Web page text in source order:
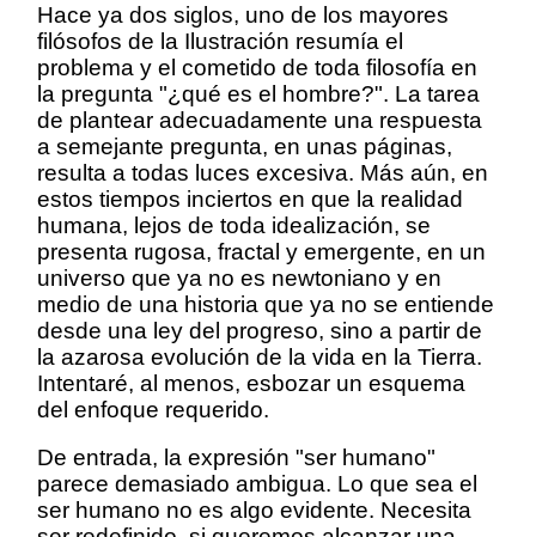
Hace ya dos siglos, uno de los mayores
filósofos de la Ilustración resumía el
problema y el cometido de toda filosofía en
la pregunta "¿qué es el hombre?". La tarea
de plantear adecuadamente una respuesta
a semejante pregunta, en unas páginas,
resulta a todas luces excesiva. Más aún, en
estos tiempos inciertos en que la realidad
humana, lejos de toda idealización, se
presenta rugosa, fractal y emergente, en un
universo que ya no es newtoniano y en
medio de una historia que ya no se entiende
desde una ley del progreso, sino a partir de
la azarosa evolución de la vida en la Tierra.
Intentaré, al menos, esbozar un esquema
del enfoque requerido.
De entrada, la expresión "ser humano"
parece demasiado ambigua. Lo que sea el
ser humano no es algo evidente. Necesita